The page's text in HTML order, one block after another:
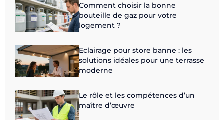
Comment choisir la bonne
bouteille de gaz pour votre
logement ?
Eclairage pour store banne : les
solutions idéales pour une terrasse
moderne
Le rôle et les compétences d’un
maître d’œuvre